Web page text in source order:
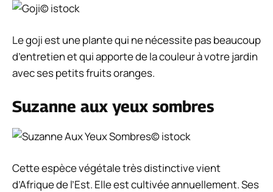
© istock
Le goji est une plante qui ne nécessite pas beaucoup
d’entretien et qui apporte de la couleur à votre jardin
avec ses petits fruits oranges.
Suzanne aux yeux sombres
© istock
Cette espèce végétale très distinctive vient
d’Afrique de l’Est. Elle est cultivée annuellement. Ses